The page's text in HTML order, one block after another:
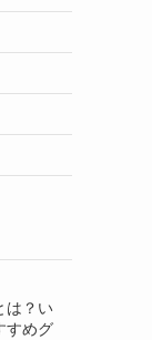
は？い
すめグ